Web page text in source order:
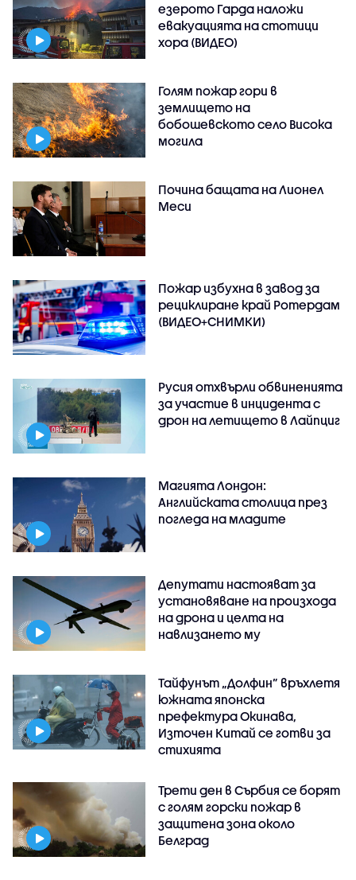
езерото Гарда наложи
евакуацията на стотици
хора (ВИДЕО)
Голям пожар гори в
землището на
бобошевското село Висока
могила
Почина бащата на Лионел
Меси
Пожар избухна в завод за
рециклиране край Ротердам
(ВИДЕО+СНИМКИ)
Русия отхвърли обвиненията
за участие в инцидента с
дрон на летището в Лайпциг
Магията Лондон:
Английската столица през
погледа на младите
Депутати настояват за
установяване на произхода
на дрона и целта на
навлизането му
Тайфунът „Долфин” връхлетя
южната японска
префектура Окинава,
Източен Китай се готви за
стихията
Трети ден в Сърбия се борят
с голям горски пожар в
защитена зона около
Белград